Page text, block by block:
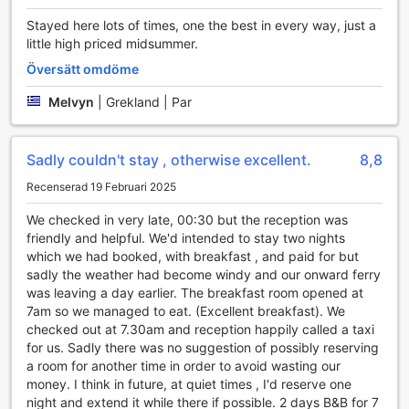
och dem som söker avkoppling. Hotellets tennisbanor
inbjuder till spännande matcher i en vacker miljö, perfekt
för både nybörjare och erfarna spelare. Efter en intensiv
match kan gästerna svalka sig i den stora utomhuspoolen,
där det även finns en poolbar för att njuta av uppfriskande
drycker och snacks.
för dykning och snorkling, vilket ger en chans att utforska
det färgglada marina livet runt Rhodos. Fisketurer är också
vattnet. För den äventyrslystne erbjuder hotellet ridning
och vind surfing, vilket ger en perfekt mix av spänning och
natursköna vyer. Avsluta dagen med en runda bowling på
hotellets egen bowlinghall eller utforska de natursköna
vandringslederna i området. Oavsett om du är ute efter
aktivitet eller avkoppling, har Best Western Plus Hotel Plaza
något för alla!
Bekvämlighetsfaciliteter på Best Western Plus Hotel
Plaza
Best Western Plus Hotel Plaza erbjuder en rad
Stayed here lots of times, one the best in every way, just a
little high priced midsummer.
Översätt omdöme
Melvyn Grekland | Par
Sadly couldn't stay , otherwise excellent. 8,8
Recenserad 19 Februari 2025
We checked in very late, 00:30 but the reception was
friendly and helpful. We'd intended to stay two nights
which we had booked, with breakfast , and paid for but
sadly the weather had become windy and our onward ferry
was leaving a day earlier. The breakfast room opened at
7am so we managed to eat. (Excellent breakfast). We
checked out at 7.30am and reception happily called a taxi
for us. Sadly there was no suggestion of possibly reserving
a room for another time in order to avoid wasting our
money. I think in future, at quiet times , I'd reserve one
night and extend it while there if possible. 2 days B&B for 7